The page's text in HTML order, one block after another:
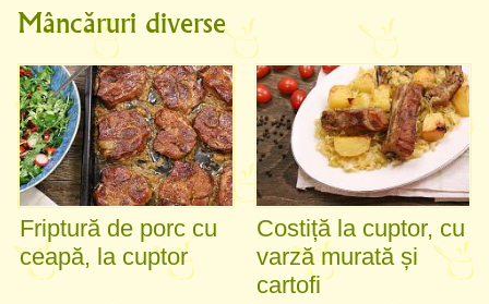
Mâncăruri diverse
Friptură de porc cu
ceapă, la cuptor
Costiță la cuptor, cu
varză murată și
cartofi